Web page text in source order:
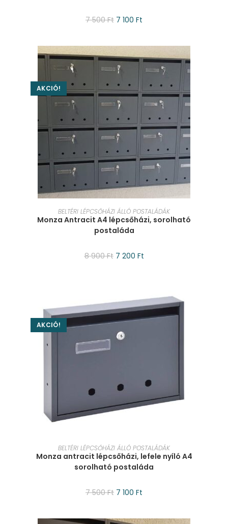
7 500Ft 7 100 Ft
AKCIÓ!
KOSÁRBA TESZEM
BELTÉRI LÉPCSŐHÁZI ÁLLÓ POSTALÁDÁK
Monza Antracit A4 lépcsőházi, sorolható
postaláda
8 900Ft 7 200 Ft
AKCIÓ!
KOSÁRBA TESZEM
BELTÉRI LÉPCSŐHÁZI ÁLLÓ POSTALÁDÁK
Monza antracit lépcsőházi, lefele nyíló A4
sorolható postaláda
7 500Ft 7 100 Ft